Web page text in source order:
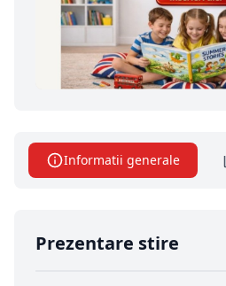
Informatii generale
Prezentare stire